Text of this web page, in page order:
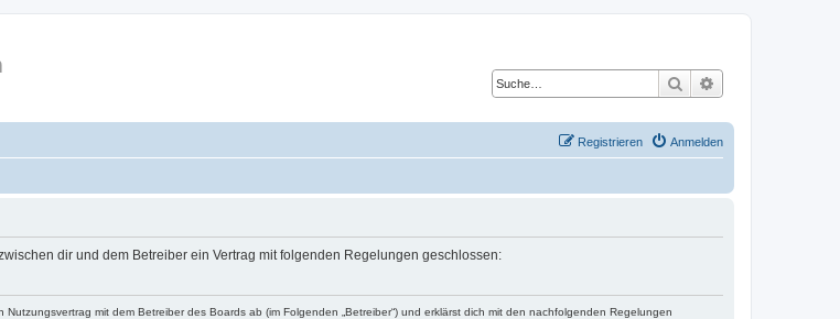
Suche
Anmelden
Registrieren
dir und dem Betreiber ein Vertrag mit folgenden Regelungen geschlossen:
mit dem Betreiber des Boards ab (im Folgenden „Betreiber“) und erklärst dich mit den nachfolgenden Regelungen